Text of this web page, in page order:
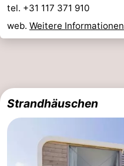
tel. +31 117 371 910
web. Weitere Informationen
Strandhäuschen